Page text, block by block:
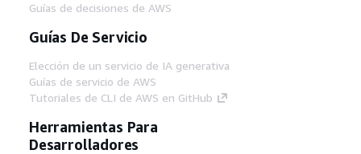
Guías de decisiones de AWS
Guías De Servicio
Elección de un servicio de IA generativa
Guías de servicio de AWS
Tutoriales de CLI de AWS en GitHub
Herramientas Para
Desarrolladores